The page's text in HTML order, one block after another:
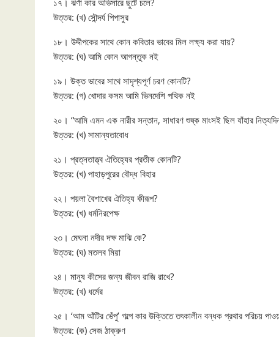
১৭। ঝর্ণা কার অভিসারে ছুটে চলে?
উত্তর: (খ) সৌন্দর্য পিপাসুর
১৮। উদ্দীপকের সাথে কোন কবিতার ভাবের মিল লক্ষ্য করা যায়?
উত্তর: (ঘ) আমি কোন আগন্তুক নই
১৯। উক্ত ভাবের সাথে সাদৃশ্যপূর্ণ চরণ কোনটি?
উত্তর: (গ) খোদার কসম আমি ভিনদেশি পথিক নই
২০। “আমি এমন এক নারীর সন্তান, সাধারণ শুষ্ক মাংসই ছিল যাঁহার
উত্তর: (খ) সামান্যতাবোধ
২১। প্রত্নতাত্ত্ব ঐতিহ্যের প্রতীক কোনটি?
উত্তর: (খ) পাহাড়পুরের বৌদ্ধ বিহার
২২। পয়লা বৈশাখের ঐতিহ্য কীরূপ?
উত্তর: (খ) ধর্মনিরপেক্ষ
২৩। মেঘনা নদীর দক্ষ মাঝি কে?
উত্তর: (ঘ) মতলব মিয়া
২৪। মানুষ কীসের জন্য জীবন রাজি রাখে?
উত্তর: (খ) ধর্মের
২৫। ‘আম আঁটির ভেঁপু’ গল্পে কার উক্তিতে তৎকালীন বন্ধক প্রথার পরিচয়
উত্তর: (ক) সেজ ঠাক্রুণ